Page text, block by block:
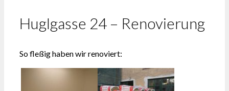
Huglgasse 24 – Renovierung
So fleßig haben wir renoviert: